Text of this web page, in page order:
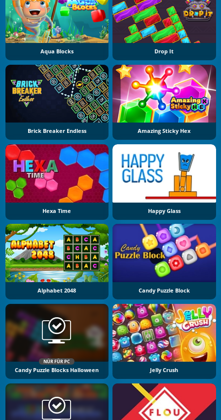
Aqua Blocks Drop It
Brick Breaker Endless Amazing Sticky Hex
Hexa Time Happy Glass
Alphabet 2048 Candy Puzzle Block
NÜR FÜR PC
Candy Puzzle Blocks Halloween Jelly Crush